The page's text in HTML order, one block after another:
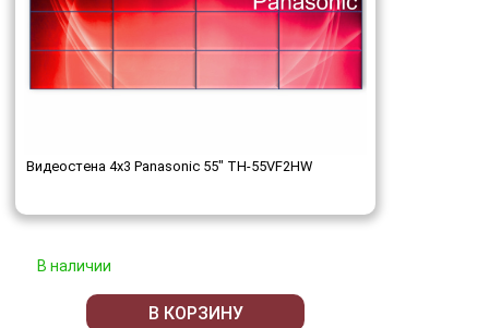
Видеостена 4x3 Panasonic 55" TH-55VF2HW
В наличии
В КОРЗИНУ